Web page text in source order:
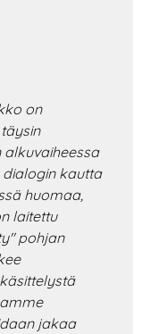
on
alkuvaiheessa
dialogin kautta
huomaa,
laitettu
pohjan
jakaa